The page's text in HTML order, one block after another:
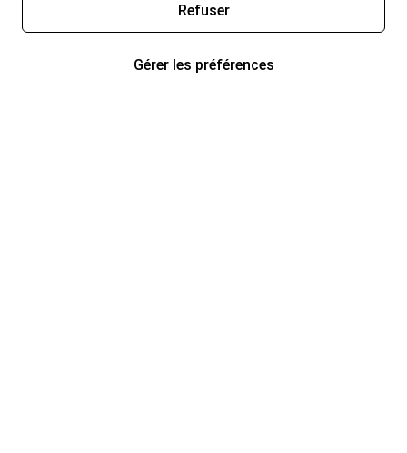
Refuser
Gérer les préférences